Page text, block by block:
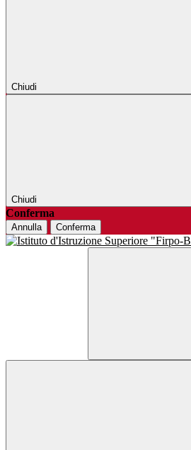
Chiudi
Chiudi
Conferma
Annulla Conferma